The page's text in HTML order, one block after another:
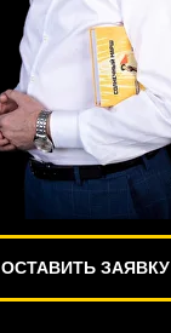
ОСТАВИТЬ ЗАЯВКУ